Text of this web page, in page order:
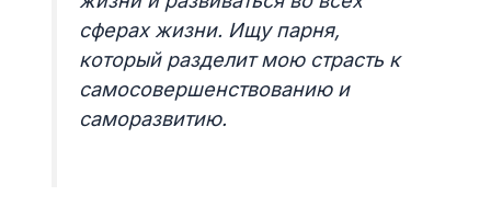
сферах жизни. Ищу парня,
который разделит мою страсть к
самосовершенствованию и
саморазвитию.